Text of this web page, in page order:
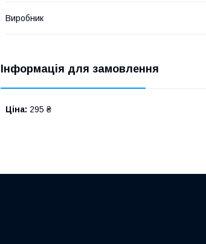
Виробник
Інформація для замовлення
Ціна: 295 ₴